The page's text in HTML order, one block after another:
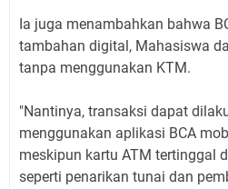
‎Ia juga menambahkan bahwa
tambahan digital, Mahasiswa
tanpa menggunakan KTM.
‎"Nantinya, transaksi dapat
menggunakan aplikasi BCA
meskipun kartu ATM tertinggal
seperti penarikan tunai dan